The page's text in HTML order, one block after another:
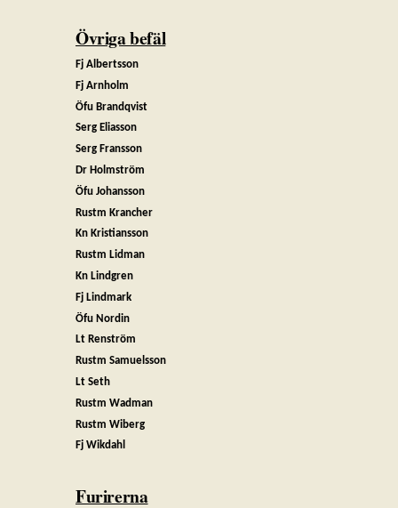
Övriga befäl
Fj Albertsson
Fj Arnholm
Öfu Brandqvist
Serg Eliasson
Serg Fransson
Dr Holmström
Öfu Johansson
Rustm Krancher
Kn Kristiansson
Rustm Lidman
Kn Lindgren
Fj Lindmark
Öfu Nordin
Lt Renström
Rustm Samuelsson
Lt Seth
Rustm Wadman
Rustm Wiberg
Fj Wikdahl
Furirerna